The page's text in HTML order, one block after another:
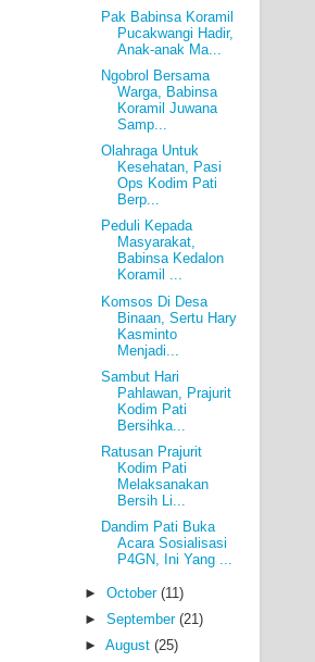
Pak Babinsa Koramil
Pucakwangi Hadir,
Anak-anak Ma...
Ngobrol Bersama
Warga, Babinsa
Koramil Juwana
Samp...
Olahraga Untuk
Kesehatan, Pasi
Ops Kodim Pati
Berp...
Peduli Kepada
Masyarakat,
Babinsa Kedalon
Koramil ...
Komsos Di Desa
Binaan, Sertu Hary
Kasminto
Menjadi...
Sambut Hari
Pahlawan, Prajurit
Kodim Pati
Bersihka...
Ratusan Prajurit
Kodim Pati
Melaksanakan
Bersih Li...
Dandim Pati Buka
Acara Sosialisasi
P4GN, Ini Yang ...
► October (11)
► September (21)
► August (25)